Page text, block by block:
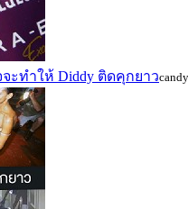
ะทำให้ Diddy ติดคุกยาวcandy